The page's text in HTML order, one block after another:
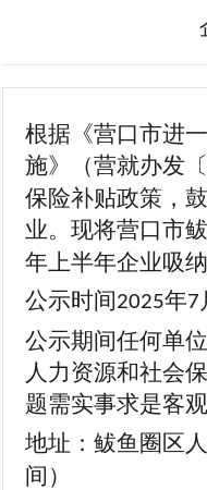
根据 《营口市进
施》（营就办发 〔
保险补贴政策，
业。现将营口市
年 上半年企业吸纳
公示时间2025年7
公示期间任何单
人力资源和社会
题需实事求是客
地址：鲅鱼圈区
间）